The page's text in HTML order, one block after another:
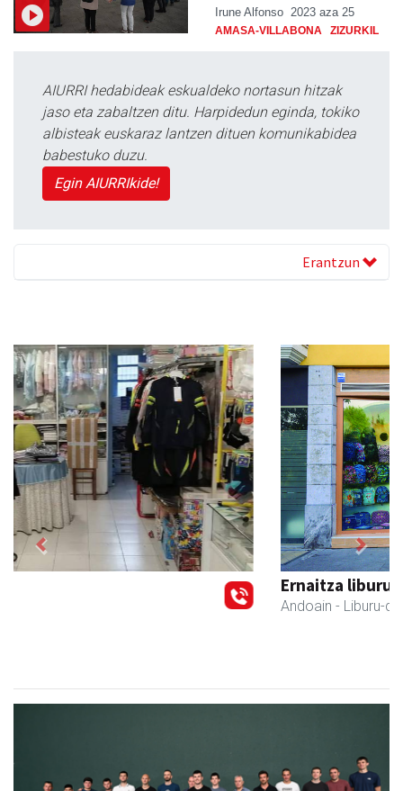
Irune Alfonso 2023 aza 25
AMASA-VILLABONA ZIZURKIL
AIURRI hedabideak eskualdeko nortasun hitzak
jaso eta zabaltzen ditu. Harpidedun eginda, tokiko
albisteak euskaraz lantzen dituen komunikabidea
babestuko duzu.
Egin AIURRIkide!
Erantzun
Previous Next